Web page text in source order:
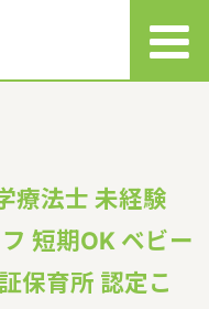
療法士 未経験
短期OK ベビー
保育所 認定こ